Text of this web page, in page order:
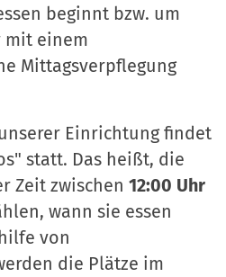
beginnt bzw. um
mit einem
Mittagsverpflegung
Einrichtung findet
statt. Das heißt, die
Zeit zwischen 12:00 Uhr
wann sie essen
von
die Plätze im